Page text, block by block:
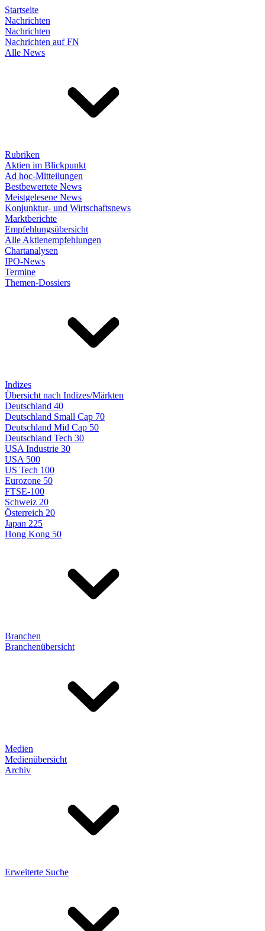
Startseite
Nachrichten
Nachrichten
Nachrichten auf FN
Alle News
Rubriken
Aktien im Blickpunkt
Ad hoc-Mitteilungen
Bestbewertete News
Meistgelesene News
Konjunktur- und Wirtschaftsnews
Marktberichte
Empfehlungsübersicht
Alle Aktienempfehlungen
Chartanalysen
IPO-News
Termine
Themen-Dossiers
Indizes
Übersicht nach Indizes/Märkten
Deutschland 40
Deutschland Small Cap 70
Deutschland Mid Cap 50
Deutschland Tech 30
USA Industrie 30
USA 500
US Tech 100
Eurozone 50
FTSE-100
Schweiz 20
Österreich 20
Japan 225
Hong Kong 50
Branchen
Branchenübersicht
Medien
Medienübersicht
Archiv
Erweiterte Suche